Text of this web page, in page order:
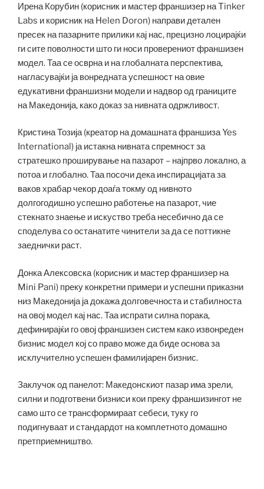
Ирена Корубин (корисник и мастер франшизер на Tinker
Labs и корисник на Helen Doron) направи детален
пресек на пазарните прилики кај нас, прецизно лоцирајќи
ги сите поволности што ги носи проверениот франшизен
модел. Таа се осврна и на глобалната перспектива,
нагласувајќи ја вонредната успешност на овие
едукативни франшизни модели и надвор од границите
на Македонија, како доказ за нивната одржливост.
Кристина Тозија (креатор на домашната франшиза Yes
International) ја истакна нивната спремност за
стратешко проширување на пазарот – најпрво локално, а
потоа и глобално. Таа посочи дека инспирацијата за
ваков храбар чекор доаѓа токму од нивното
долгогодишно успешно работење на пазарот, чие
стекнато знаење и искуство треба несебично да се
споделува со останатите чинители за да се поттикне
заеднички раст.
Донка Алексовска (корисник и мастер франшизер на
Mini Pani) преку конкретни примери и успешни приказни
низ Македонија ја докажа долговечноста и стабилноста
на овој модел кај нас. Таа испрати силна порака,
дефинирајќи го овој франшизен систем како извонреден
бизнис модел кој со право може да биде основа за
исклучително успешен фамилијарен бизнис.
Заклучок од панелот: Македонскиот пазар има зрели,
силни и подготвени бизниси кои преку франшизингот не
само што се трансформираат себеси, туку го
подигнуваат и стандардот на комплетното домашно
претприемништво.